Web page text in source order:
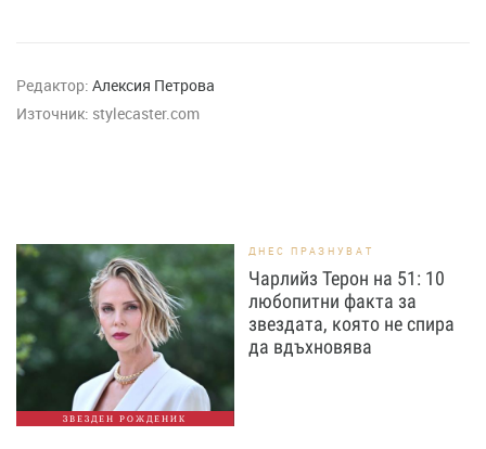
Редактор: Алексия Петрова
Източник: stylecaster.com
ЗВЕЗДЕН РОЖДЕНИК
ДНЕС ПРАЗНУВАТ
Чарлийз Терон на 51: 10
любопитни факта за
звездата, която не спира
да вдъхновява